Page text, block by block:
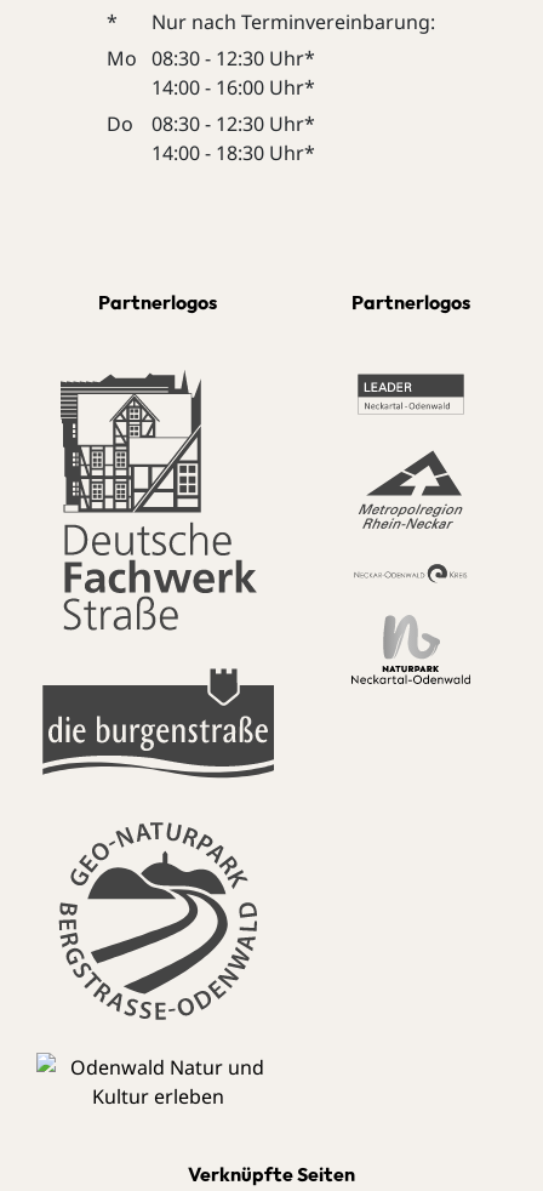
*
Nur nach Terminvereinbarung:
Mo 08:30 - 12:30 Uhr*
14:00 - 16:00 Uhr*
Do
08:30 - 12:30 Uhr*
14:00 - 18:30 Uhr*
Partnerlogos Partnerlogos
Verknüpfte Seiten